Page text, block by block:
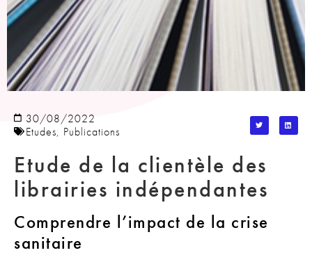
30/08/2022
Etudes, Publications
Etude de la clientèle des
librairies indépendantes
Comprendre l’impact de la crise
sanitaire